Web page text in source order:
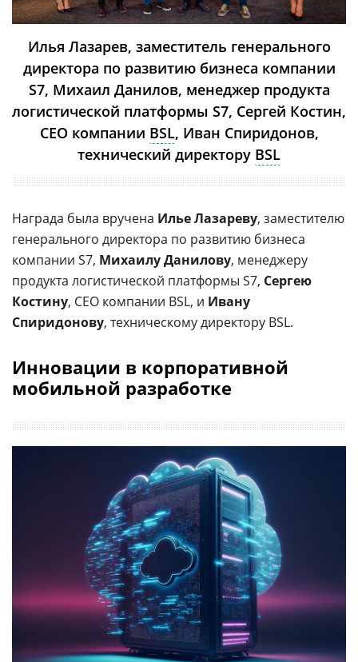
Илья Лазарев, заместитель генерального
директора по развитию бизнеса компании
S7, Михаил Данилов, менеджер продукта
логистической платформы S7, Сергей Костин,
CEO компании BSL, Иван Спиридонов,
технический директору BSL
Награда была вручена Илье Лазареву, заместителю
генерального директора по развитию бизнеса
компании S7, Михаилу Данилову, менеджеру
продукта логистической платформы S7, Сергею
Костину, CEO компании BSL, и Ивану
Спиридонову, техническому директору BSL.
Инновации в корпоративной
мобильной разработке